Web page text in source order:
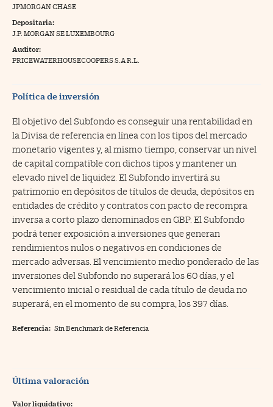
a Cinco Días
JPMORGAN CHASE
Depositaria:
J.P. MORGAN SE LUXEMBOURG
Auditor:
PRICEWATERHOUSECOOPERS S.A R.L.
Política de inversión
El objetivo del Subfondo es conseguir una rentabilidad en
la Divisa de referencia en línea con los tipos del mercado
monetario vigentes y, al mismo tiempo, conservar un nivel
de capital compatible con dichos tipos y mantener un
elevado nivel de liquidez. El Subfondo invertirá su
patrimonio en depósitos de títulos de deuda, depósitos en
entidades de crédito y contratos con pacto de recompra
inversa a corto plazo denominados en GBP. El Subfondo
podrá tener exposición a inversiones que generan
rendimientos nulos o negativos en condiciones de
mercado adversas. El vencimiento medio ponderado de las
inversiones del Subfondo no superará los 60 días, y el
vencimiento inicial o residual de cada título de deuda no
superará, en el momento de su compra, los 397 días.
Referencia: Sin Benchmark de Referencia
Última valoración
Valor liquidativo: